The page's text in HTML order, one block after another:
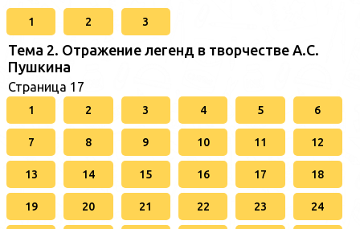
1 2 3
Тема 2. Отражение легенд в творчестве А.С.
Пушкина
Страница 17
1 2 3 4 5 6
7 8 9 10 11 12
13 14 15 16 17 18
19 20 21 22 23 24